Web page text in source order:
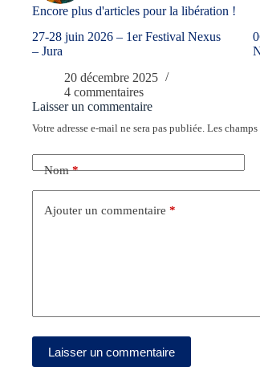
Encore plus d'articles pour la libération !
27-28 juin 2026 – 1er Festival Nexus
– Jura
20 décembre 2025
4 commentaires
Laisser un commentaire
Votre adresse e-mail ne sera pas publiée. Les
Nom*
Ajouter un commentaire *
Laisser un commentaire